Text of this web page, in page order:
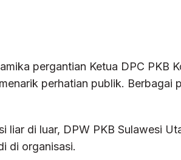
pergantian Ketua DPC PKB
perhatian publik. Berbagai
liar di luar, DPW PKB Sulawesi
di organisasi.